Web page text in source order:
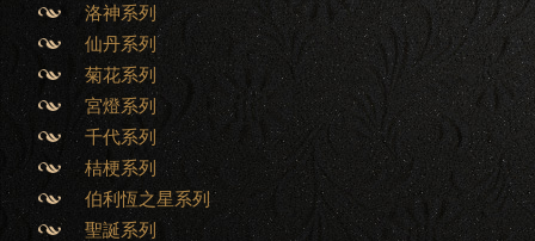
洛神系列
仙丹系列
菊花系列
宮燈系列
千代系列
桔梗系列
伯利恆之星系列
聖誕系列